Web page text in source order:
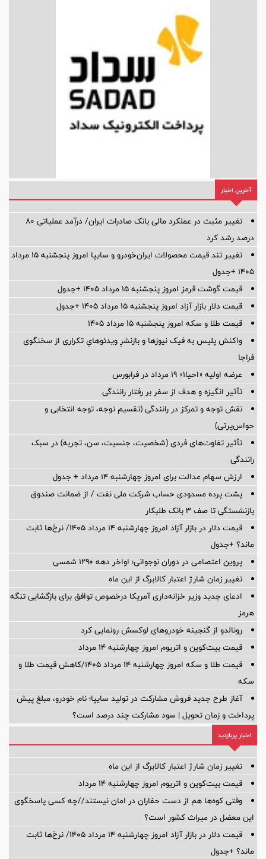
آخرین اخبار
تغییر مثبت در عملکرد مالی بانک صادرات ایران/ درآمد عملیاتی 80
درصد رشد کرد
تغییر تند قیمت محصولات ایران‌خودرو و سایپا امروز پنجشنبه ۱۵ مرداد
۱۴۰۵ +جدول
قیمت گوشت قرمز امروز پنجشنبه ۱۵ مرداد ۱۴۰۵ +جدول
قیمت دلار بازار آزاد امروز پنجشنبه ۱۵ مرداد ۱۴۰۵ +جدول
قیمت طلا و سکه امروز پنجشنبه ۱۵ مرداد ۱۴۰۵
واکنش پلیس به فیک نیوزها و بازنشرِ ویدئوهایِ تکراری از سخنگوی
فراجا
عرضه اولیه «احیا۱» ۱۹ مرداد در فرابورس
تأثیر انگیزه و هدف از سفر بر رفتار رانندگی
نقش توجه و تمرکز در رانندگی (تقسیم توجه، توجه انتخابی و
حواس‌پرتی)
تأثیر تفاوت‌های فردی (شخصیت، جنسیت، سن، تجربه) در سبک
رانندگی
ارزش سهام عدالت برای امروز چهارشنبه ۱۴ مرداد + جدول
پشت پرده‌ مسدودی حساب شرکت ملی نفت / از ضمانت صندوق
بازنشستگی تا صف ۳ بانک طلبکار
قیمت دلار در بازار آزاد امروز چهارشنبه ۱۴ مرداد ۱۴۰۵/ نرخ‌ها ثابت
ماند؟ +جدول
پروین اعتصامی در دوران نوجوانی؛ اواخر دهه ۱۲۹۰ شمسی
تغییر زمان شارژ اعتبار کالابرگ از این ماه
ادعای جدید وزیر خزانه‌داری آمریکا درخصوص توافق برای بازگشایی تنگه
هرمز
رونالدو از گنجینه خودروهای لوکسش رونمایی کرد
قیمت بیت‌کوین و اتریوم امروز چهارشنبه ۱۴ مرداد
قیمت طلا و سکه امروز چهارشنبه ۱۴ مرداد ۱۴۰۵/کاهش قیمت طلا و
سکه
آغاز طرح جدید فروش مشارکت در تولید سایپا؛ نام خودرو، مبلغ پیش
پرداخت و زمان تحویل | سود مشارکت چند درصد است؟
اخبار پربازدید
تغییر زمان شارژ اعتبار کالابرگ از این ماه
قیمت بیت‌کوین و اتریوم امروز چهارشنبه ۱۴ مرداد
وقتی کوه‌ها هم از دست حفاران در امان نیستند//چه کسی پاسخگوی
این معضل در میراث کشور است؟
قیمت دلار در بازار آزاد امروز چهارشنبه ۱۴ مرداد ۱۴۰۵/ نرخ‌ها ثابت
ماند؟ +جدول